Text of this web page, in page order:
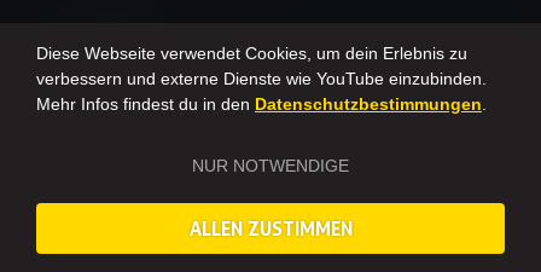
Diese Webseite verwendet Cookies, um dein Erlebnis zu
verbessern und externe Dienste wie YouTube einzubinden.
Mehr Infos findest du in den Datenschutzbestimmungen.
NUR NOTWENDIGE
ALLEN ZUSTIMMEN